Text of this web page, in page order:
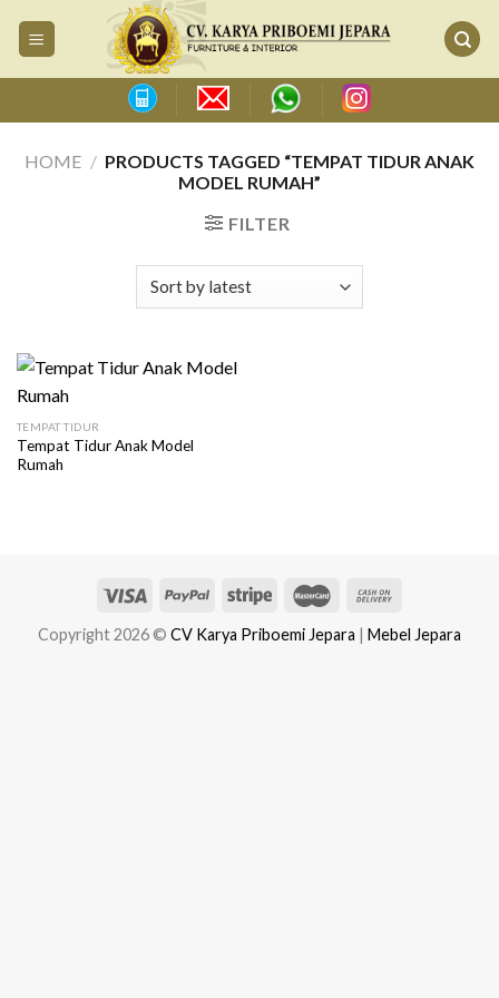
HOME / PRODUCTS TAGGED “TEMPAT TIDUR ANAK
MODEL RUMAH”
FILTER
TEMPAT TIDUR
Tempat Tidur Anak Model
Rumah
Copyright 2026 © CV Karya Priboemi Jepara | Mebel Jepara